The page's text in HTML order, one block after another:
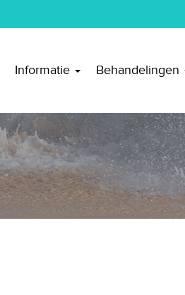
Informatie Behandelingen